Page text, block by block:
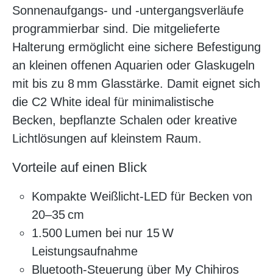
Sonnenaufgangs- und -untergangsverläufe
programmierbar sind. Die mitgelieferte
Halterung ermöglicht eine sichere Befestigung
an kleinen offenen Aquarien oder Glaskugeln
mit bis zu 8 mm Glasstärke. Damit eignet sich
die C2 White ideal für minimalistische
Becken, bepflanzte Schalen oder kreative
Lichtlösungen auf kleinstem Raum.
Vorteile auf einen Blick
Kompakte Weißlicht-LED für Becken von
20–35 cm
1.500 Lumen bei nur 15 W
Leistungsaufnahme
Bluetooth-Steuerung über My Chihiros